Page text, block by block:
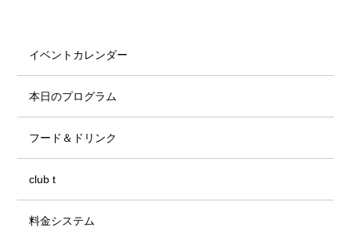
イベントカレンダー
本日のプログラム
フード＆ドリンク
club t
料金システム